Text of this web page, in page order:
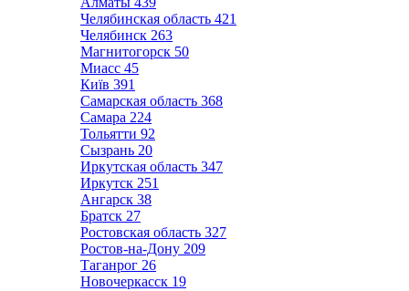
Челябинская область 421
Челябинск 263
Магнитогорск 50
Миасс 45
Київ 391
Самарская область 368
Самара 224
Тольятти 92
Сызрань 20
Иркутская область 347
Иркутск 251
Ангарск 38
Братск 27
Ростовская область 327
Ростов-на-Дону 209
Таганрог 26
Новочеркасск 19